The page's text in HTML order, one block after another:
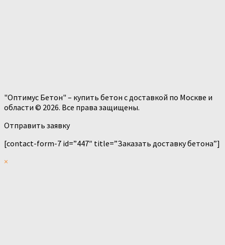
"Оптимус Бетон" – купить бетон с доставкой по Москве и
области © 2026. Все права защищены.
Отправить заявку
[contact-form-7 id=”447″ title=”Заказать доставку бетона”]
×